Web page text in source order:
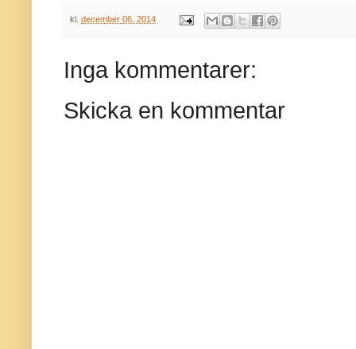
kl. december 06, 2014
Inga kommentarer:
Skicka en kommentar